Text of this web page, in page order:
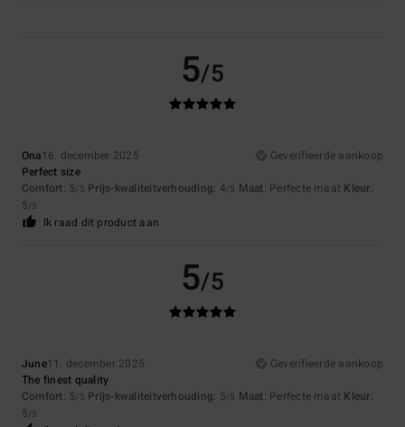
5/5
Ona16. december 2025
Geverifieerde aankoop
Perfect size
Comfort: 5/5 Prijs-kwaliteitverhouding: 4/5 Maat: Perfecte maat Kleur:
5/5
Ik raad dit product aan
5/5
June11. december 2025
Geverifieerde aankoop
The finest quality
Comfort: 5/5 Prijs-kwaliteitverhouding: 5/5 Maat: Perfecte maat Kleur:
5/5